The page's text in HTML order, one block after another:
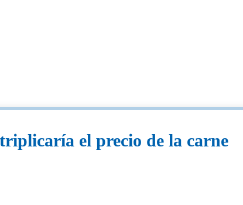
el precio de la carne